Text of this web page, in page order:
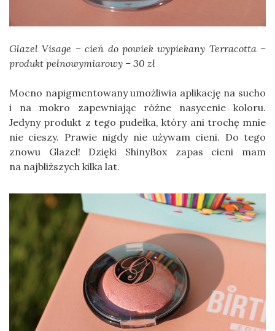
Glazel Visage – cień do powiek wypiekany Terracotta –
produkt pełnowymiarowy – 30 zł
Mocno napigmentowany umożliwia aplikację na sucho
i na mokro zapewniając różne nasycenie koloru.
Jedyny produkt z tego pudełka, który ani trochę mnie
nie cieszy. Prawie nigdy nie używam cieni. Do tego
znowu Glazel! Dzięki ShinyBox zapas cieni mam
na najbliższych kilka lat.